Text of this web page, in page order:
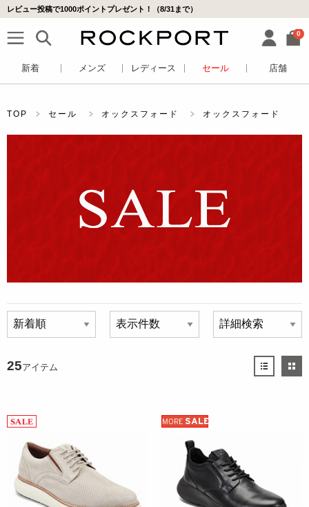
レビュー投稿で1000ポイントプレゼント！（8/31まで）
0
新着 メンズ レディース セール 店舗
TOP セール オックスフォード オックスフォード
25アイテム
MORE SALE